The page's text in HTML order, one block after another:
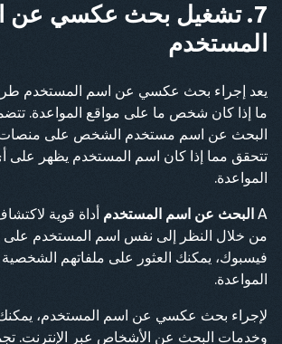
7. تشغيل بحث عكسي عن
المستخدم
يعد إجراء بحث عكسي عن اسم المستخدم
ما إذا كان شخص ما على مواقع المواعدة.
البحث عن اسم مستخدم الشخص على منصات
تتحقق مما إذا كان اسم المستخدم يظهر على
المواعدة.
A البحث عن اسم المستخدم أداة قوية
من خلال النظر إلى نفس اسم المستخدم على
فيسبوك، يمكنك العثور على ملفاتهم
المواعدة.
لإجراء بحث عكسي عن اسم المستخدم،
وخدمات البحث عن الأشخاص عبر الإنترنت.